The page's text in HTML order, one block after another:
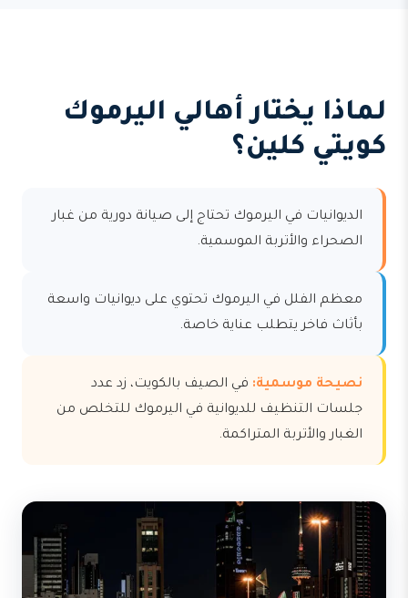
لماذا يختار أهالي اليرموك
كويتي كلين؟
الديوانيات في اليرموك تحتاج إلى صيانة دورية من غبار
الصحراء والأتربة الموسمية.
معظم الفلل في اليرموك تحتوي على ديوانيات واسعة
بأثاث فاخر يتطلب عناية خاصة.
نصيحة موسمية: في الصيف بالكويت، زد عدد
جلسات التنظيف للديوانية في اليرموك للتخلص من
الغبار والأتربة المتراكمة.